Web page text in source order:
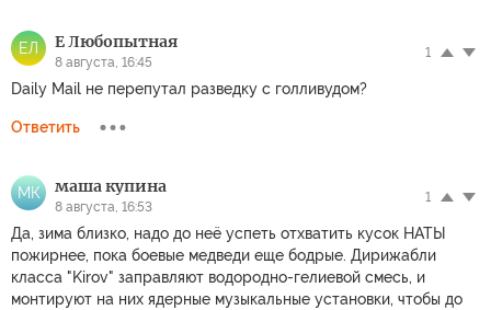
ЕЛ Е Любопытная
8 августа, 16:45
1
Daily Mail не перепутал разведку с голливудом?
Ответить
МК маша купина
8 августа, 16:53
1
Да, зима близко, надо до неё успеть отхватить кусок НАТЫ
пожирнее, пока боевые медведи еще бодрые. Дирижабли
класса "Kirov" заправляют водородно-гелиевой смесь, и
монтируют на них ядерные музыкальные установки, чтобы до